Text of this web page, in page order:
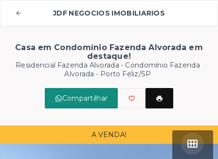
JDF NEGOCIOS IMOBILIARIOS
Casa em Condomínio Fazenda Alvorada em
destaque!
Residencial Fazenda Alvorada - Condomínio Fazenda
Alvorada - Porto Feliz/SP
Compartilhar
A VENDA!